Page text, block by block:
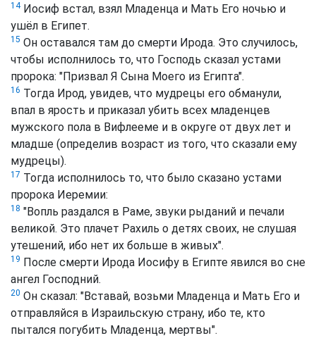
14Иосиф встал, взял Младенца и Мать Его ночью и
ушёл в Египет.
15 Он оставался там до смерти Ирода. Это случилось,
чтобы исполнилось то, что Господь сказал устами
пророка: "Призвал Я Сына Моего из Египта".
16 Тогда Ирод, увидев, что мудрецы его обманули,
впал в ярость и приказал убить всех младенцев
мужского пола в Вифлееме и в округе от двух лет и
младше (определив возраст из того, что сказали ему
мудрецы).
17 Тогда исполнилось то, что было сказано устами
пророка Иеремии:
18 "Вопль раздался в Раме, звуки рыданий и печали
великой. Это плачет Рахиль о детях своих, не слушая
утешений, ибо нет их больше в живых".
19 После смерти Ирода Иосифу в Египте явился во сне
ангел Господний.
20 Он сказал: "Вставай, возьми Младенца и Мать Его и
отправляйся в Израильскую страну, ибо те, кто
пытался погубить Младенца, мертвы".